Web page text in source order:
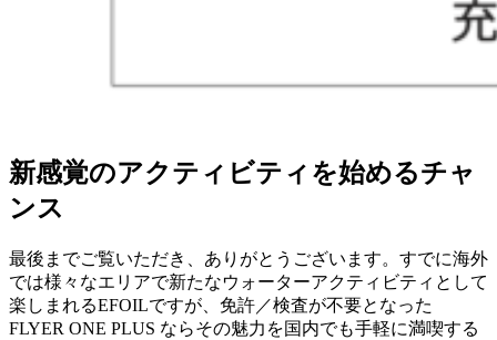
新感覚のアクティビティを始めるチャ
ンス
最後までご覧いただき、ありがとうございます。すでに海外
では様々なエリアで新たなウォーターアクティビティとして
楽しまれるEFOILですが、免許／検査が不要となった
FLYER ONE PLUS ならその魅力を国内でも手軽に満喫する